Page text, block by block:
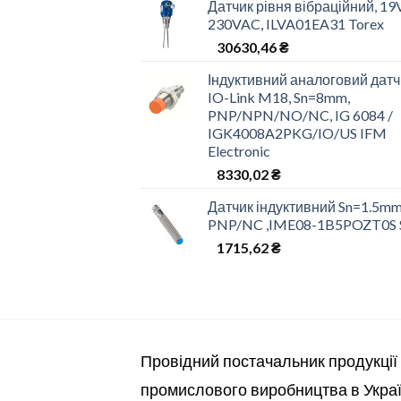
Датчик рівня вібраційний,
230VAC, ILVA01EA31 Torex
30630,46₴
Індуктивний аналоговий
IO-Link M18, Sn=8mm,
PNP/NPN/NO/NC, IG 6084 /
IGK4008A2PKG/IO/US IFM
Electronic
8330,02₴
Датчик індуктивний
PNP/NC ,IME08-1B5POZT0S
1715,62₴
Провідний постачальник
промислового виробництва в